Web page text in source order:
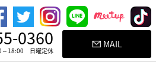
0360
～18:00 日曜定休
MAIL